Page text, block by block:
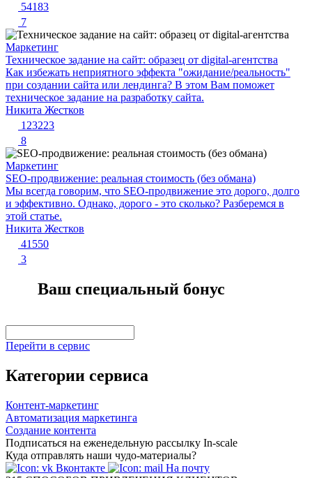
54183
7
Маркетинг
Техническое задание на сайт: образец от digital-агентства
Как избежать неприятного эффекта "ожидание/реальность"
при создании сайта или лендинга? В этом Вам поможет
техническое задание на разработку сайта.
Никита Жестков
123223
8
Маркетинг
SEO-продвижение: реальная стоимость (без обмана)
Мы всегда говорим, что SEO-продвижение это дорого, долго
и эффективно. Однако, дорого - это сколько? Разберемся в
этой статье.
Никита Жестков
41550
3
Ваш специальный бонус
Перейти в сервис
Категории сервиса
Контент-маркетинг
Автоматизация маркетинга
Создание контента
Подписаться на еженедельную рассылку In-scale
Куда отправлять наши чудо-материалы?
Вконтакте
На почту